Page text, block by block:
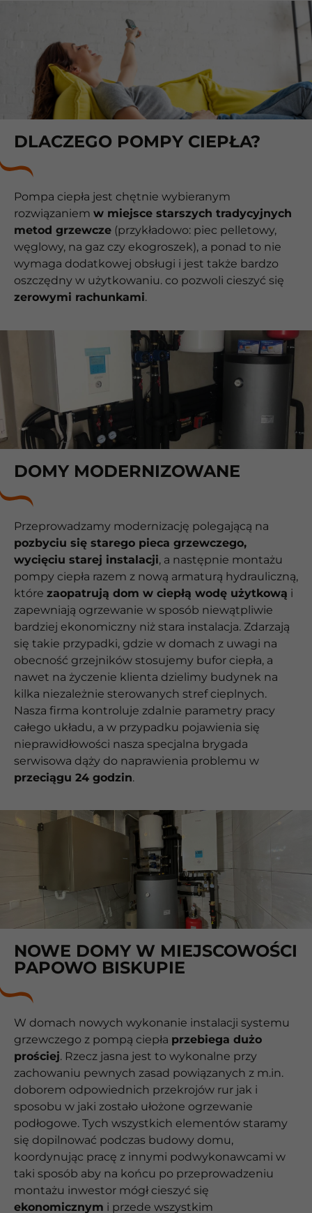
DLACZEGO POMPY CIEPŁA?
Pompa ciepła jest chętnie wybieranym
rozwiązaniem w miejsce starszych tradycyjnych
metod grzewcze (przykładowo: piec pelletowy,
węglowy, na gaz czy ekogroszek), a ponad to nie
wymaga dodatkowej obsługi i jest także bardzo
oszczędny w użytkowaniu. co pozwoli cieszyć się
zerowymi rachunkami.
DOMY MODERNIZOWANE
Przeprowadzamy modernizację polegającą na
pozbyciu się starego pieca grzewczego,
wycięciu starej instalacji, a następnie montażu
pompy ciepła razem z nową armaturą hydrauliczną,
które zaopatrują dom w ciepłą wodę użytkową i
zapewniają ogrzewanie w sposób niewątpliwie
bardziej ekonomiczny niż stara instalacja. Zdarzają
się takie przypadki, gdzie w domach z uwagi na
obecność grzejników stosujemy bufor ciepła, a
nawet na życzenie klienta dzielimy budynek na
kilka niezależnie sterowanych stref cieplnych.
Nasza firma kontroluje zdalnie parametry pracy
całego układu, a w przypadku pojawienia się
nieprawidłowości nasza specjalna brygada
serwisowa dąży do naprawienia problemu w
przeciągu 24 godzin.
NOWE DOMY W MIEJSCOWOŚCI
PAPOWO BISKUPIE
W domach nowych wykonanie instalacji systemu
grzewczego z pompą ciepła przebiega dużo
prościej. Rzecz jasna jest to wykonalne przy
zachowaniu pewnych zasad powiązanych z m.in.
doborem odpowiednich przekrojów rur jak i
sposobu w jaki zostało ułożone ogrzewanie
podłogowe. Tych wszystkich elementów staramy
się dopilnować podczas budowy domu,
koordynując pracę z innymi podwykonawcami w
taki sposób aby na końcu po przeprowadzeniu
montażu inwestor mógł cieszyć się
ekonomicznym i przede wszystkim